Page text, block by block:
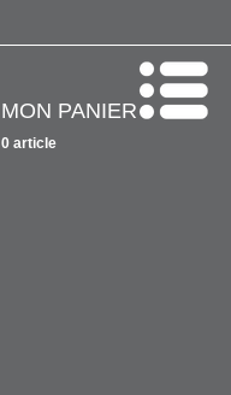
MON PANIER
0 article